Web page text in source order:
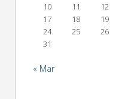
10
11 12
17
18 19
24
25 26
31
« Mar